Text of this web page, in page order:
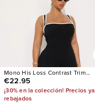
Mono His Loss Contrast Trim
Capri
€22.95
¡30% en la colección! Precios ya
rebajados